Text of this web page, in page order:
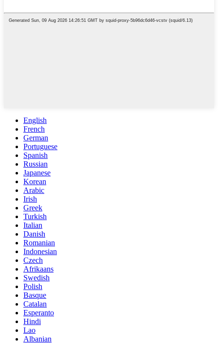
English
French
German
Portuguese
Spanish
Russian
Japanese
Korean
Arabic
Irish
Greek
Turkish
Italian
Danish
Romanian
Indonesian
Czech
Afrikaans
Swedish
Polish
Basque
Catalan
Esperanto
Hindi
Lao
Albanian